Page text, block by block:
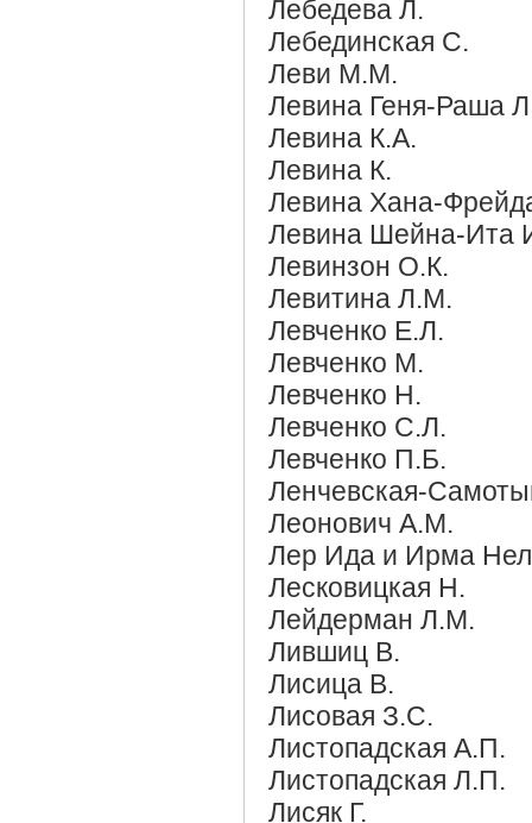
Лебедева Л.
Лебединская С.
Леви М.М.
Левина Геня-Раша
Левина К.А.
Левина К.
Левина Хана-
Левина Шейна-Ита
Левинзон О.К.
Левитина Л.М.
Левченко Е.Л.
Левченко М.
Левченко Н.
Левченко С.Л.
Левченко П.Б.
Ленчевская-
Леонович А.М.
Лер Ида и Ирма
Лесковицкая Н.
Лейдерман Л.М.
Лившиц В.
Лисица В.
Лисовая З.С.
Листопадская А.П.
Листопадская Л.П.
Лисяк Г.